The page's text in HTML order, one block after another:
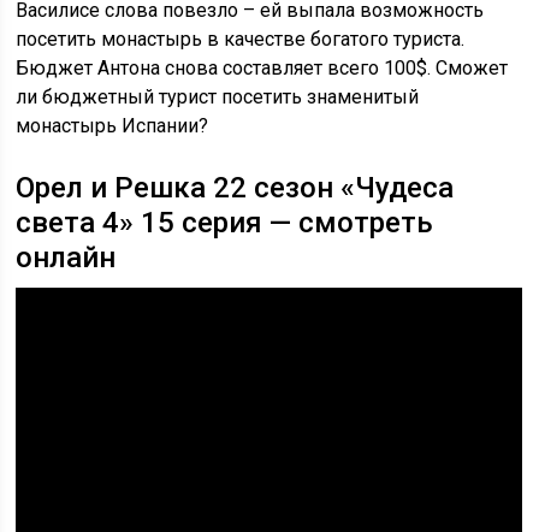
Василисе слова повезло – ей выпала возможность
посетить монастырь в качестве богатого туриста.
Бюджет Антона снова составляет всего 100$. Сможет
ли бюджетный турист посетить знаменитый
монастырь Испании?
Орел и Решка 22 сезон «Чудеса
света 4» 15 серия — смотреть
онлайн